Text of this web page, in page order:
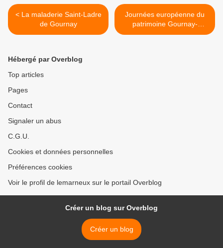
< La maladerie Saint-Ladre
de Gournay
Journées européenne du
patrimoine Gournay-
Chelles-Champs >
Hébergé par Overblog
Top articles
Pages
Contact
Signaler un abus
C.G.U.
Cookies et données personnelles
Préférences cookies
Voir le profil de lemarneux sur le portail Overblog
Créer un blog sur Overblog
Créer un blog